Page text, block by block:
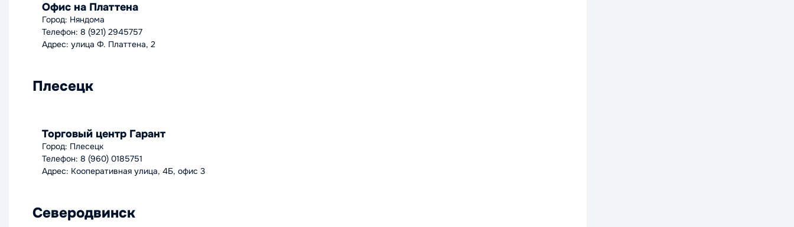
Офис на Платтена
Город: Няндома
Телефон: 8 (921) 2945757
Адрес: улица Ф. Платтена, 2
Плесецк
Торговый центр Гарант
Город: Плесецк
Телефон: 8 (960) 0185751
Адрес: Кооперативная улица, 4Б, офис 3
Северодвинск